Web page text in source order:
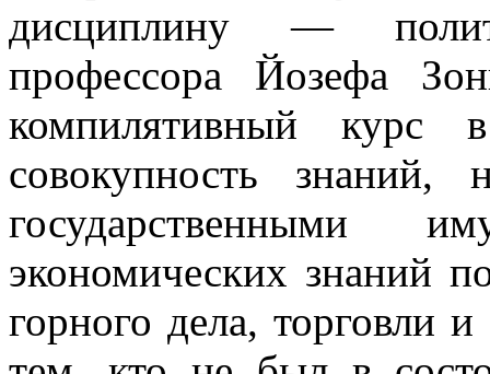
дисциплину —
профессора Йозефа
компилятивный курс
совокупность знаний,
государственными
экономических знаний
горного дела, торговли